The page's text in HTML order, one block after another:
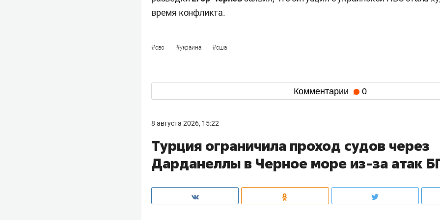
время конфликта.
#сво #украина #сша
Комментарии 0
8 августа 2026, 15:22
Турция ограничила проход судов через
Дарданеллы в Черное море из-за атак